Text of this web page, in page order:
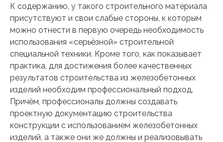
К содержанию, у такого строительного материала
присутствуют и свои слабые стороны, к которым
можно отнести в первую очередь необходимость
использования «серьёзной» строительной
специальной техники. Кроме того, как показывает
практика, для достижения более качественных
результатов строительства из железобетонных
изделий необходим профессиональный подход.
Причём, профессионалы должны создавать
проектную документацию строительства
конструкции с использованием железобетонных
изделий, а также они же должны и реализовывать